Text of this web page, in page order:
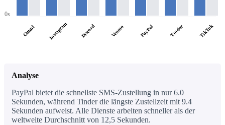
0s
Gmail Instagram Discord Venmo PayPal Tinder TikTok
Analyse
PayPal bietet die schnellste SMS-Zustellung in nur 6.0
Sekunden, während Tinder die längste Zustellzeit mit 9.4
Sekunden aufweist. Alle Dienste arbeiten schneller als der
weltweite Durchschnitt von 12,5 Sekunden.